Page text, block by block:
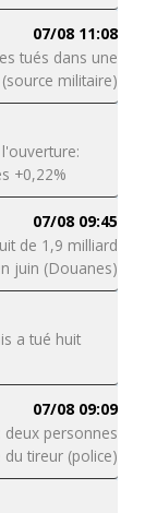
07/08 11:08
tués dans une
militaire)
+0,22%
07/08 09:45
de 1,9 milliard
juin (Douanes)
a tué huit
07/08 09:09
deux personnes
tireur (police)